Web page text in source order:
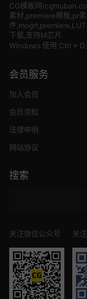
CG模板网
素材 ,premiere模板,pr
件
下载,支持M芯片
Windows 使用 Ctrl +
会员服务
加入会员
会员须知
法律申明
网站协议
搜索
关注微信公众号 关